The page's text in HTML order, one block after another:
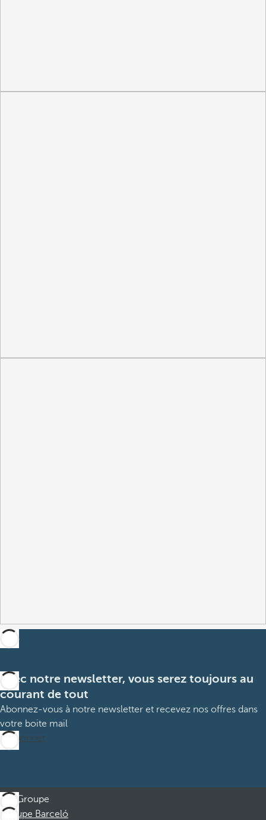
Avec notre newsletter, vous serez toujours au
courant de tout
Abonnez-vous à notre newsletter et recevez nos offres dans
votre boite mail
M’abonner
Groupe
Groupe Barceló